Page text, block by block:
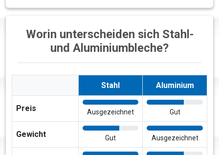
Worin unterscheiden sich Stahl-
und Aluminiumbleche?
Stahl Aluminium
Preis Ausgezeichnet Gut
Gewicht Gut Ausgezeichnet